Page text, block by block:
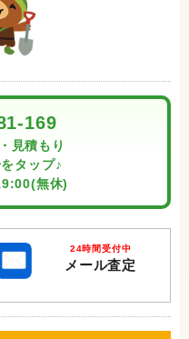
169
見積もり
タップ♪
無休)
24時間受付中
メール査定